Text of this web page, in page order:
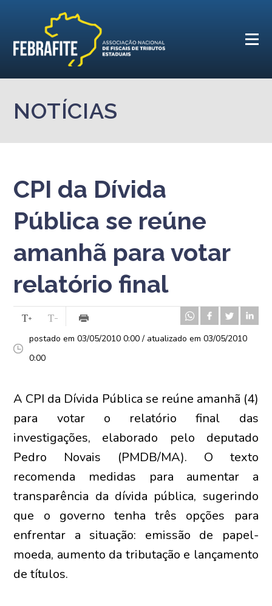
NOTÍCIAS
CPI da Dívida
Pública se reúne
amanhã para votar
relatório final
postado em 03/05/2010 0:00 / atualizado em 03/05/2010
0:00
A CPI da Dívida Pública se reúne amanhã (4)
para votar o relatório final das
investigações, elaborado pelo deputado
Pedro Novais (PMDB/MA). O texto
recomenda medidas para aumentar a
transparência da dívida pública, sugerindo
que o governo tenha três opções para
enfrentar a situação: emissão de papel-
moeda, aumento da tributação e lançamento
de títulos.